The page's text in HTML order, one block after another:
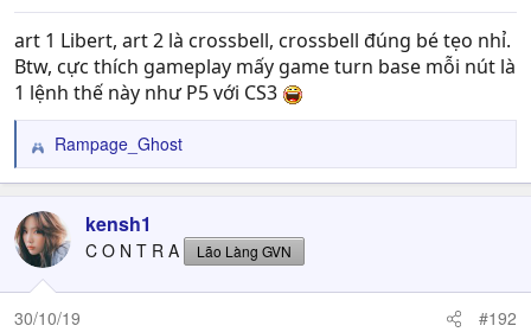
art 1 Libert, art 2 là crossbell, crossbell đúng bé tẹo nhỉ.
Btw, cực thích gameplay mấy game turn base mỗi nút là
1 lệnh thế này như P5 với CS3
R
e
c
t
i
o
n
Rampage_Ghost
kensh1
C O N T R A Lão Làng GVN
30/10/19 #192